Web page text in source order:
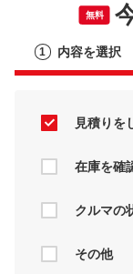
無料
1 内容を選択
見積りを
在庫を確
クルマの
その他